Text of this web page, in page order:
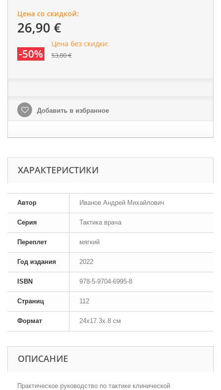
Цена со скидкой:
26,90 €
-50%
Цена без скидки:
53,80 €
Добавить в избранное
ХАРАКТЕРИСТИКИ
Автор Иванов Андрей Михайлович
Серия Тактика врача
Переплет мягкий
Год издания 2022
ISBN 978-5-9704-6995-8
Страниц 112
Формат 24x17.3x.8 см
ОПИСАНИЕ
Практическое руководство по тактике клинической